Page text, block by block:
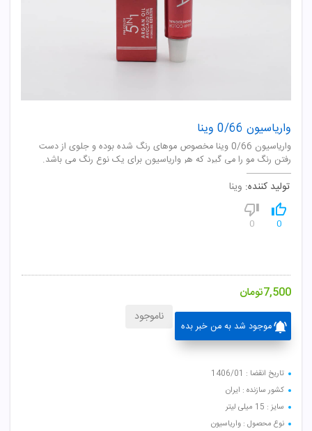
واریاسیون 0/66 وینا
واریاسیون 0/66 وینا مخصوص موهای رنگ شده بوده و جلوی از دست
رفتن رنگ مو را می گیرد که هر واریاسیون برای یک نوع رنگ می باشد.
تولید کننده: وینا
0
0
7,500تومان
موجود شد به من خبر بده
ناموجود
تاریخ انقضا : 1406/01
کشور سازنده : ایران
سایز : 15 میلی لیتر
نوع محصول : واریاسیون